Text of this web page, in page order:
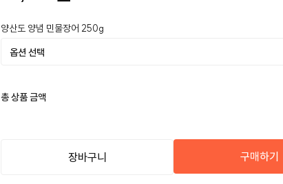
양산도 양념 민물장어 250g
총 상품 금액
장바구니 구매하기